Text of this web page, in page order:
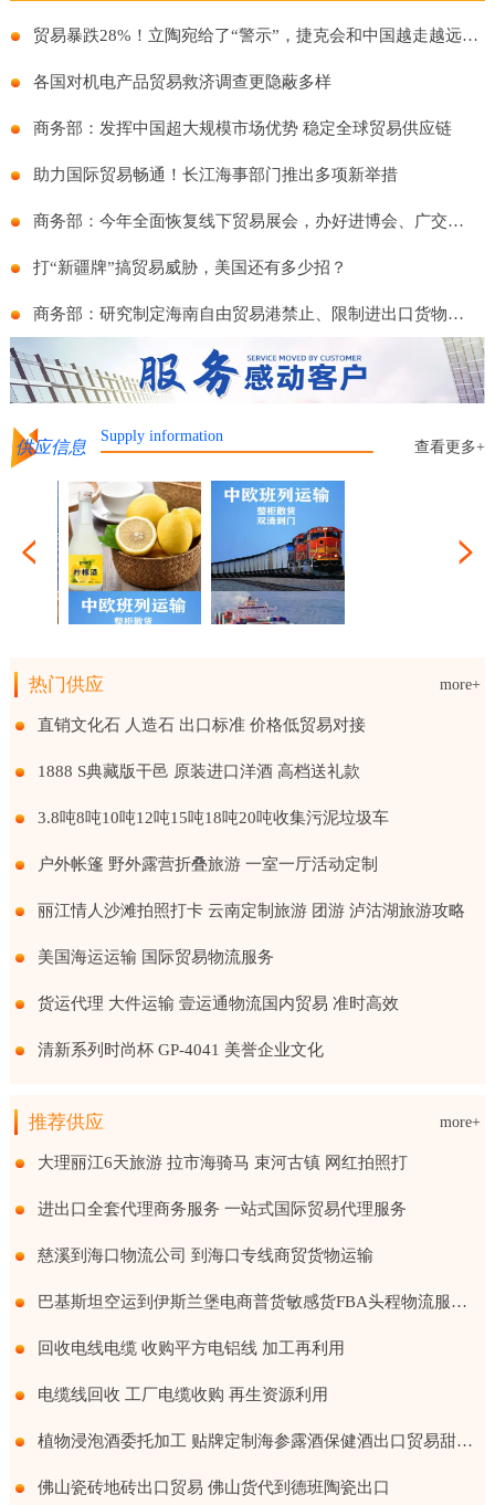
贸易暴跌28%！立陶宛给了“警示”，捷克会和中国越走越远么？
各国对机电产品贸易救济调查更隐蔽多样
商务部：发挥中国超大规模市场优势 稳定全球贸易供应链
助力国际贸易畅通！长江海事部门推出多项新举措
商务部：今年全面恢复线下贸易展会，办好进博会、广交会等重点展会
打“新疆牌”搞贸易威胁，美国还有多少招？
商务部：研究制定海南自由贸易港禁止、限制进出口货物物品清单
供应信息
Supply information
查看更多+
运输邦悦物流运输服务 资质齐全 车型全面
国际海运进出口 整箱及拼箱货物海运到港柠檬酒水果发酵调制酒厂家商标贴牌代工
口 整箱及拼箱货物海运到港
柠檬酒水果发酵调制酒厂家商标贴牌代工委托生产
整车零担货物运输邦悦物流运输服务 资质
国际海运进出口 整箱
酵调制酒厂家商标贴牌代工委托生产
整车零担货物运输邦悦物流运输服务 资质齐全 车型全面
国际海运进出口 整箱及拼箱货物海运到港
柠檬酒水果发酵调制
热门供应 more+
直销文化石 人造石 出口标准 价格低贸易对接
1888 S典藏版干邑 原装进口洋酒 高档送礼款
3.8吨8吨10吨12吨15吨18吨20吨收集污泥垃圾车
户外帐篷 野外露营折叠旅游 一室一厅活动定制
丽江情人沙滩拍照打卡 云南定制旅游 团游 泸沽湖旅游攻略
美国海运运输 国际贸易物流服务
货运代理 大件运输 壹运通物流国内贸易 准时高效
清新系列时尚杯 GP-4041 美誉企业文化
推荐供应 more+
大理丽江6天旅游 拉市海骑马 束河古镇 网红拍照打
进出口全套代理商务服务 一站式国际贸易代理服务
慈溪到海口物流公司 到海口专线商贸货物运输
巴基斯坦空运到伊斯兰堡电商普货敏感货FBA头程物流服务国际贸易
回收电线电缆 收购平方电铝线 加工再利用
电缆线回收 工厂电缆收购 再生资源利用
植物浸泡酒委托加工 贴牌定制海参露酒保健酒出口贸易甜味果酒
佛山瓷砖地砖出口贸易 佛山货代到德班陶瓷出口